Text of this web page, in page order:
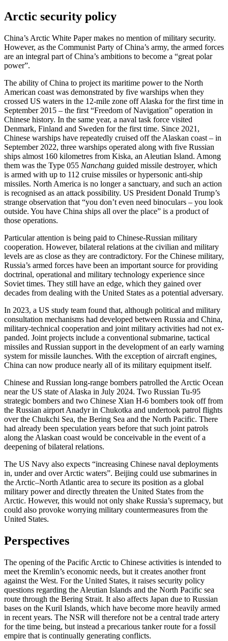
Arctic security policy
China’s Arctic White Paper makes no men­tion of military security.
However, as the Communist Party of China’s army, the armed forces
are an integral part of China’s ambitions to become a “great polar
power”.
The ability of China to project its maritime power to the North
American coast was demonstrated by five warships when they
crossed US waters in the 12-mile zone off Alaska for the first time in
September 2015 – the first “Freedom of Navigation” operation in
Chinese history. In the same year, a naval task force visited
Denmark, Finland and Sweden for the first time. Since 2021,
Chinese warships have repeatedly cruised off the Alaskan coast – in
Septem­ber 2022, three warships operated along with five Russian
ships almost 160 kilo­metres from Kiska, an Aleutian Island. Among
them was the Type 055 Nanchang guided missile destroyer, which
is armed with up to 112 cruise missiles or hypersonic anti-ship
missiles. North America is no longer a sanctuary, and such an action
is recognised as an attack possibility. US Presi­dent Donald Trump’s
strange observation that “you don’t even need binoculars – you look
outside. You have China ships all over the place” is a product of
those opera­tions.
Particular attention is being paid to Chinese-Russian military
cooperation. How­ever, bilateral relations at the civilian and military
levels are as close as they are contra­dictory. For the Chinese military,
Russia’s armed forces have been an important source for providing
doctrinal, operational and military technology experience since
Soviet times. They still have an edge, which they gained over
decades from dealing with the United States as a potential adversary.
In 2023, a US study team found that, although political and military
consultation mechanisms had developed between Russia and China,
military-technical cooperation and joint military activities had not ex­
panded. Joint projects include a conventional submarine, tactical
missiles and Russian support in the development of an early warning
system for missile launches. With the exception of aircraft engines,
China can now produce nearly all of its military equipment itself.
Chinese and Russian long-range bombers patrolled the Arctic Ocean
near the US state of Alaska in July 2024. Two Russian Tu-95
strategic bombers and two Chinese Xian H-6 bombers took off from
the Russian airport Anadyr in Chukotka and undertook patrol flights
over the Chukchi Sea, the Bering Sea and the North Pacific. There
had already been speculation years before that such joint patrols
along the Alaskan coast would be conceivable in the event of a
deepening of bilateral relations.
The US Navy also expects “increasing Chinese naval deployments
in, under and over Arctic waters”. Beijing could use sub­marines in
the Arctic–North Atlantic area to secure its position as a global
military power and directly threaten the United States from the
Arctic. However, this would not only shake Russia’s supremacy, but
could also provoke worrying military countermeasures from the
United States.
Perspectives
The opening of the Pacific Arctic to Chinese activities is intended to
meet the Kremlin’s economic needs, but it creates another front
against the West. For the United States, it raises security policy
questions regarding the Aleutian Islands and the North Pacific sea
route through the Bering Strait. It also affects Japan due to Russian
bases on the Kuril Islands, which have become more heavily armed
in recent years. The NSR will therefore not be a central trade artery
for the time being, but instead a precarious tanker route for a fossil
empire that is con­tinually generating conflicts.